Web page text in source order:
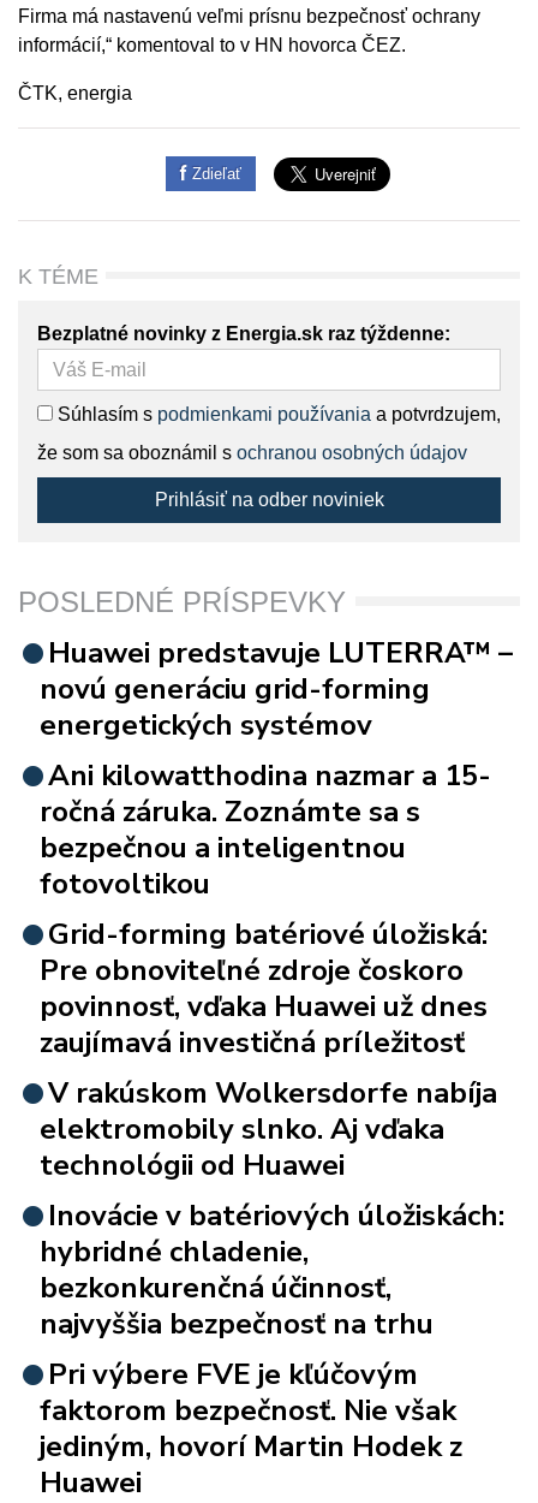
Firma má nastavenú veľmi prísnu bezpečnosť ochrany
informácií,“ komentoval to v HN hovorca ČEZ.
ČTK, energia
Zdieľať
K TÉME
Bezplatné novinky z Energia.sk raz týždenne:
Súhlasím s podmienkami používania a potvrdzujem,
že som sa oboznámil s ochranou osobných údajov
Prihlásiť na odber noviniek
POSLEDNÉ PRÍSPEVKY
Huawei predstavuje LUTERRA™ –
novú generáciu grid-forming
energetických systémov
Ani kilowatthodina nazmar a 15-
ročná záruka. Zoznámte sa s
bezpečnou a inteligentnou
fotovoltikou
Grid-forming batériové úložiská:
Pre obnoviteľné zdroje čoskoro
povinnosť, vďaka Huawei už dnes
zaujímavá investičná príležitosť
V rakúskom Wolkersdorfe nabíja
elektromobily slnko. Aj vďaka
technológii od Huawei
Inovácie v batériových úložiskách:
hybridné chladenie,
bezkonkurenčná účinnosť,
najvyššia bezpečnosť na trhu
Pri výbere FVE je kľúčovým
faktorom bezpečnosť. Nie však
jediným, hovorí Martin Hodek z
Huawei